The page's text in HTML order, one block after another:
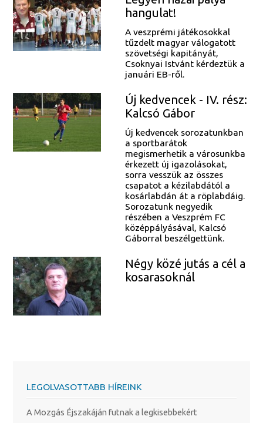
hangulat!
A veszprémi játékosokkal
tűzdelt magyar válogatott
szövetségi kapitányát,
Csoknyai Istvánt kérdeztük a
januári EB-ről.
Új kedvencek - IV. rész:
Kalcsó Gábor
Új kedvencek sorozatunkban
a sportbarátok
megismerhetik a városunkba
érkezett új igazolásokat,
sorra vesszük az összes
csapatot a kézilabdától a
kosárlabdán át a röplabdáig.
Sorozatunk negyedik
részében a Veszprém FC
középpályásával, Kalcsó
Gáborral beszélgettünk.
Négy közé jutás a cél a
kosarasoknál
LEGOLVASOTTABB HÍREINK
A Mozgás Éjszakáján futnak a legkisebbekért